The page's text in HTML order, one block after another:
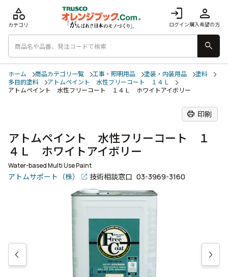
login
ログイン
person
購入希望の方
category
カテゴリ
search
ホーム 商品カテゴリ一覧 工事・照明用品 塗装・内装用品
塗料
多目的塗料
アトムペイント 水性フリーコート １４Ｌ
アトムペイント 水性フリーコート １４Ｌ ホワイトアイボリー
print 印刷
アトムペイント 水性フリーコート １
４Ｌ ホワイトアイボリー
Water-based Multi Use Paint
アトムサポート（株） 技術相談窓口 03-3969-3160